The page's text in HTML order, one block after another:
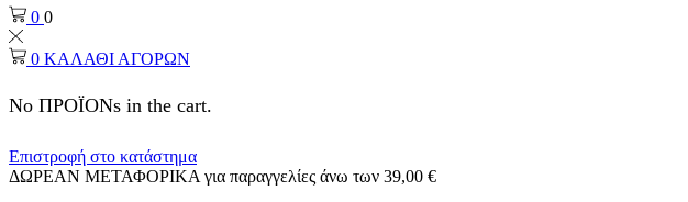
0 0
0 ΚΑΛΑΘΙ ΑΓΟΡΩΝ
No ΠΡΟΪΟΝs in the cart.
Επιστροφή στο κατάστημα
ΔΩΡΕΑΝ ΜΕΤΑΦΟΡΙΚΑ για παραγγελίες άνω των 39,00 €